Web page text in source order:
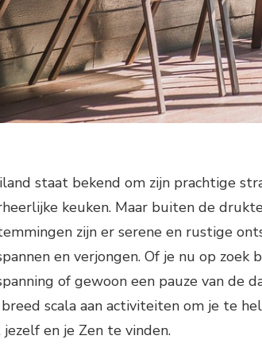
staat bekend om zijn prachtige
keuken. Maar buiten de
zijn er serene en rustige
en verjongen. Of je nu op zoek
of gewoon een pauze van de
scala aan activiteiten om je te
en je Zen te vinden.